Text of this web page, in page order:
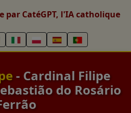
par CatéGPT, l'IA catholique
- Cardinal Filipe
do Rosário